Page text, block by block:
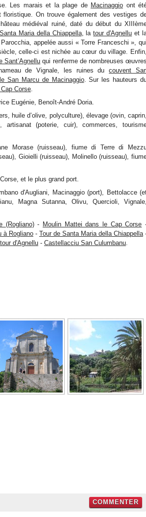
Les marais et la plage de Macinaggio ont
On trouve également des vestiges
médiéval ruiné, daté du début du
Maria della Chiappella, latour d'Agnellu et
appelée aussi « Torre Franceschi », qui
celle-ci est nichée au cœur du village. Enfin,
Sant’Agnellu qui renferme de nombreuses œuvres
de Vignale, les ruines ducouvent
San Marcu de Macinaggio. Sur les hauteurs
Corse.
Eugénie, Benoît-André Doria.
huile d’olive, polyculture), élevage (ovin, caprin,
artisanat (poterie, cuir), commerces,
Morase (ruisseau), fiume di Terre di
Gioielli (ruisseau), Molinello (ruisseau),
et le plus grand port.
d'Augliani, Macinaggio (port), Bettolacce
Magna Sutanna, Olivu, Quercioli, Vignale,
(Rogliano)- Moulin Mattei dans le Cap Corse
à Rogliano - Tour de Santa Maria della Chiappella
d'Agnellu - Castellacciu San Culumbanu.
COMMENTER